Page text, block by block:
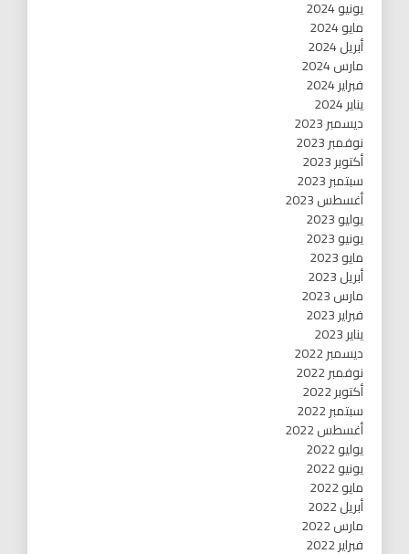
يونيو 2024
مايو 2024
أبريل 2024
مارس 2024
فبراير 2024
يناير 2024
ديسمبر 2023
نوفمبر 2023
أكتوبر 2023
سبتمبر 2023
أغسطس 2023
يوليو 2023
يونيو 2023
مايو 2023
أبريل 2023
مارس 2023
فبراير 2023
يناير 2023
ديسمبر 2022
نوفمبر 2022
أكتوبر 2022
سبتمبر 2022
أغسطس 2022
يوليو 2022
يونيو 2022
مايو 2022
أبريل 2022
مارس 2022
فبراير 2022